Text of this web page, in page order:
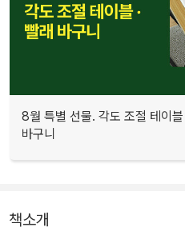
8월 특별 선물. 각도 조절 테이블
바구니
책소개